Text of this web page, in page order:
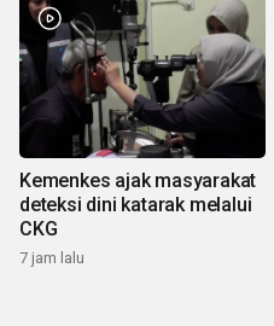
Kemenkes ajak masyarakat
deteksi dini katarak melalui
CKG
7 jam lalu